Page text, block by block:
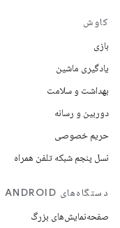
کاوش
بازی
یادگیری ماشین
بهداشت و سلامت
دوربین و رسانه
حریم خصوصی
نسل پنجم شبکه تلفن همراه
دستگاه‌های ANDROID
صفحه‌نمایش‌های بزرگ